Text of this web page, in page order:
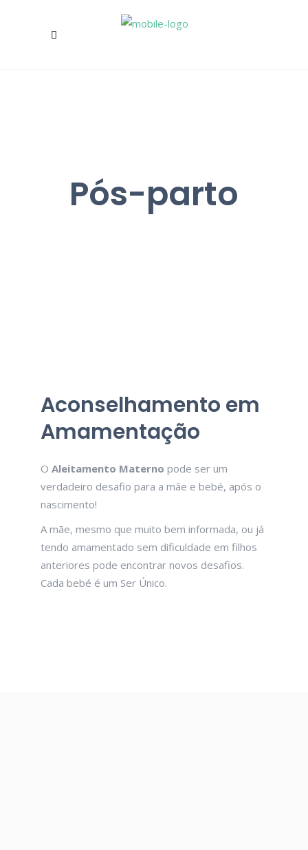
Pós-parto
Aconselhamento em
Amamentação
O Aleitamento Materno pode ser um
verdadeiro desafio para a mãe e bebé, após o
nascimento!
A mãe, mesmo que muito bem informada, ou já
tendo amamentado sem dificuldade em filhos
anteriores pode encontrar novos desafios.
Cada bebé é um Ser Único.